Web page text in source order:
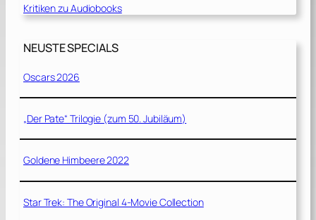
Kritiken zu Audiobooks
NEUSTE SPECIALS
Oscars 2026
„Der Pate“ Trilogie (zum 50. Jubiläum)
Goldene Himbeere 2022
Star Trek: The Original 4-Movie Collection